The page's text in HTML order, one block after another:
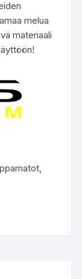
melua
materiaali
,